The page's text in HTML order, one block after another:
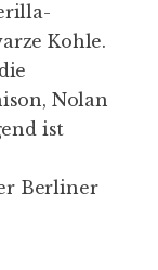
Kohle.
Nolan
ist
Berliner